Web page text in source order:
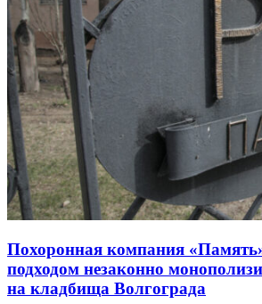
Похоронная компания
подходом незаконно
на кладбища Волгограда